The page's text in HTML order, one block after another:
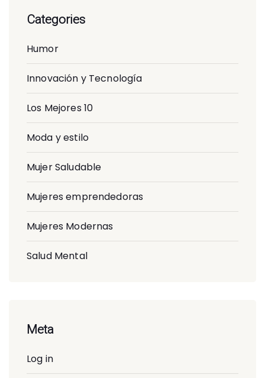
Categories
Humor
Innovación y Tecnología
Los Mejores 10
Moda y estilo
Mujer Saludable
Mujeres emprendedoras
Mujeres Modernas
Salud Mental
Meta
Log in